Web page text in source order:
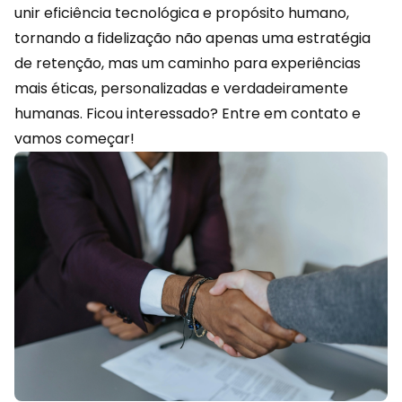
unir eficiência tecnológica e propósito humano,
tornando a fidelização não apenas uma estratégia
de retenção, mas um caminho para experiências
mais éticas, personalizadas e verdadeiramente
humanas. Ficou interessado? Entre em contatoe
vamos começar!